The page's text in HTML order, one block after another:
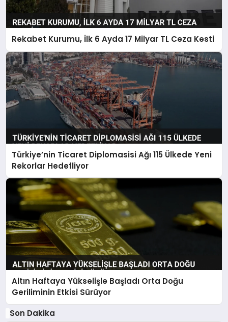
Rekabet Kurumu, İlk 6 Ayda 17 Milyar TL Ceza Kesti
Türkiye’nin Ticaret Diplomasisi Ağı 115 Ülkede Yeni
Rekorlar Hedefliyor
Altın Haftaya Yükselişle Başladı Orta Doğu
Geriliminin Etkisi Sürüyor
Son Dakika